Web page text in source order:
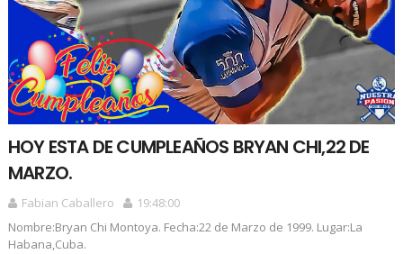
HOY ESTA DE CUMPLEAÑOS BRYAN CHI,22 DE
MARZO.
Fabian Caballero
19:48:00
Nombre:Bryan Chi Montoya. Fecha:22 de Marzo de 1999. Lugar:La
Habana,Cuba.